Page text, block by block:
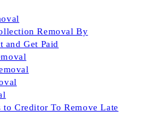
Removal By
and Get Paid
Creditor To Remove Late